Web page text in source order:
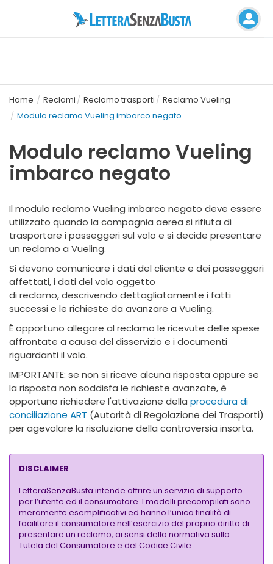
Home Reclami Reclamo trasporti
Reclamo Vueling
Modulo reclamo Vueling imbarco negato
Modulo reclamo Vueling
imbarco negato
Il modulo reclamo Vueling imbarco negato deve essere
utilizzato quando la compagnia aerea si rifiuta di
trasportare i passeggeri sul volo e si decide presentare
un reclamo a Vueling.
Si devono comunicare i dati del cliente e dei passeggeri
affettati, i dati del volo oggetto
di reclamo, descrivendo dettagliatamente i fatti
successi e le richieste da avanzare a Vueling.
É opportuno allegare al reclamo le ricevute delle spese
affrontate a causa del disservizio e i documenti
riguardanti il volo.
IMPORTANTE: se non si riceve alcuna risposta oppure se
la risposta non soddisfa le richieste avanzate, è
opportuno richiedere l'attivazione della procedura di
conciliazione ART (Autorità di Regolazione dei Trasporti)
per agevolare la risoluzione della controversia insorta.
DISCLAIMER
LetteraSenzaBusta intende offrire un servizio di supporto
per l’utente ed il consumatore. I modelli precompilati sono
meramente esemplificativi ed hanno l’unica finalità di
facilitare il consumatore nell’esercizio del proprio diritto di
presentare un reclamo, ai sensi della normativa sulla
Tutela del Consumatore e del Codice Civile.